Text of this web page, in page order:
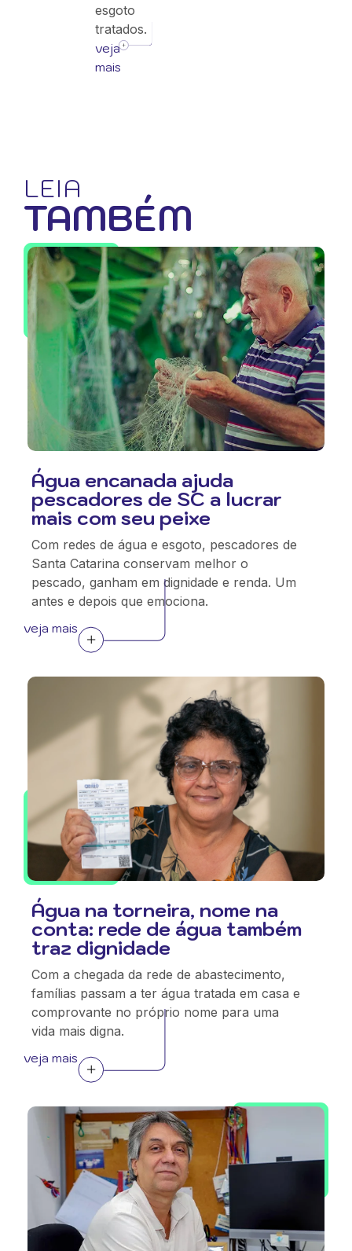
esgoto
tratados.
veja
mais
LEIA
TAMBÉM
Água encanada ajuda
pescadores de SC a lucrar
mais com seu peixe
Com redes de água e esgoto, pescadores de
Santa Catarina conservam melhor o
pescado, ganham em dignidade e renda. Um
antes e depois que emociona.
veja mais
Água na torneira, nome na
conta: rede de água também
traz dignidade
Com a chegada da rede de abastecimento,
famílias passam a ter água tratada em casa e
comprovante no próprio nome para uma
vida mais digna.
veja mais